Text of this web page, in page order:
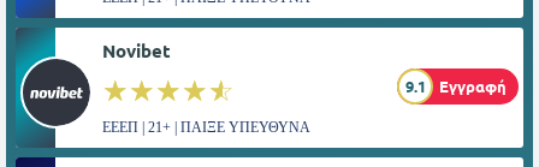
Novibet
☆☆☆☆☆
★★★★★ 9.1 Εγγραφή
ΕΕΕΠ | 21+ | ΠΑΙΞΕ ΥΠΕΥΘΥΝΑ